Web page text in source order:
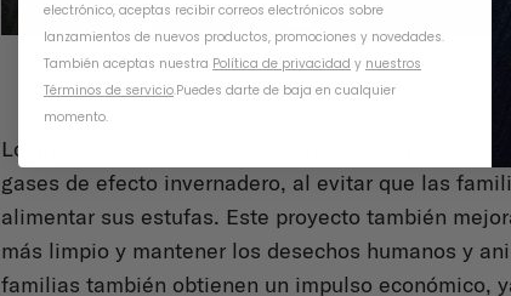
Lo que nos encanta de este proyecto es que su
gases de efecto invernadero, al evitar que las
alimentar sus estufas. Este proyecto también
más limpio y mantener los desechos humanos y
familias también obtienen un impulso económico,
electrónico, aceptas recibir correos electrónicos sobre
lanzamientos de nuevos productos, promociones y novedades.
También aceptas nuestra Política de privacidad y nuestros
Términos de servicio.Puedes darte de baja en cualquier
momento.